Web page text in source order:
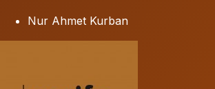
Nur Ahmet Kurban